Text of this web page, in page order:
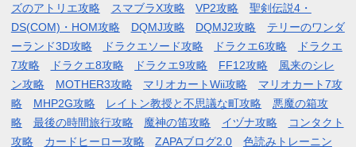
ズのアトリエ攻略
スマブラX攻略 VP2攻略
聖剣伝説4・
DS(COM)・HOM攻略
DQMJ攻略 DQMJ2攻略
テリーのワンダ
ーランド3D攻略
ドラクエソード攻略 ドラクエ6攻略
ドラクエ
7攻略
ドラクエ8攻略 ドラクエ9攻略 FF12攻略
風来のシレ
ン攻略
MOTHER3攻略 マリオカートWii攻略
マリオカート7攻
略
MHP2G攻略 レイトン教授と不思議な町攻略
悪魔の箱攻
略
最後の時間旅行攻略 魔神の笛攻略 イヅナ攻略
コンタクト
攻略
カードヒーロー攻略 ZAPAブログ2.0 色読みトレーニン